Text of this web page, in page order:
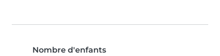
Nombre d'enfants